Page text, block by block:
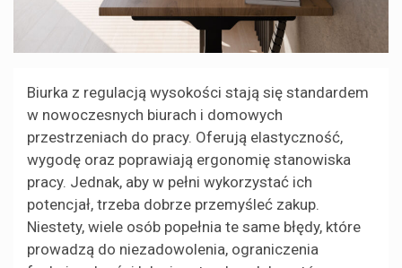
Biurka z regulacją wysokości stają się standardem
w nowoczesnych biurach i domowych
przestrzeniach do pracy. Oferują elastyczność,
wygodę oraz poprawiają ergonomię stanowiska
pracy. Jednak, aby w pełni wykorzystać ich
potencjał, trzeba dobrze przemyśleć zakup.
Niestety, wiele osób popełnia te same błędy, które
prowadzą do niezadowolenia, ograniczenia